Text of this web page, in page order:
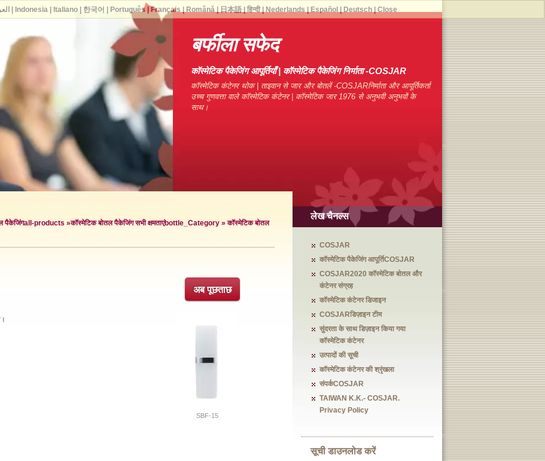
बर्फीला सफेद
कॉस्मेटिक पैकेजिंग आपूर्तियाँ | कॉस्मेटिक पैकेजिंग निर्माता -COSJAR
कॉस्मेटिक कंटेनर थोक | ताइवान से जार और बोतलें -COSJARनिर्माता और आपूर्तिकर्ता
उच्च गुणवत्ता वाले कॉस्मेटिक कंटेनर | कॉस्मेटिक जार 1976 से अनुभवी अनुभवों के
साथ।
पैकेजिंगall-products »कॉस्मेटिक बोतल पैकेजिंग सभी क्षमताएंbottle_Category »कॉस्मेटिक बोतल
अब पूछताछ
SBF-15
लेख चैनल्स
COSJAR
कॉस्मेटिक पैकेजिंग आपूर्तिCOSJAR
COSJAR2020 कॉस्मेटिक बोतल और
कंटेनर संग्रह
कॉस्मेटिक कंटेनर डिजाइन
COSJARडिज़ाइन टीम
सुंदरता के साथ डिज़ाइन किया गया
कॉस्मेटिक कंटेनर
उत्पादों की सूची
कॉस्मेटिक कंटेनर की श्रृंखला
संपर्कCOSJAR
TAIWAN K.K.- COSJAR.
Privacy Policy
सूची डाउनलोड करें
Indonesia| Italiano| 한국어 Português Français Română| 日本語| हिन्दी| Nederlands Español Deutsch| Close